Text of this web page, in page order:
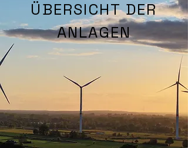
ÜBERSICHT DER
ANLAGEN